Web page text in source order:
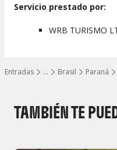
…
Mostrar todos los
Entradas Brasil Paraná
Servicio prestado por:
WRB TURISMO
TAMBIÉN TE